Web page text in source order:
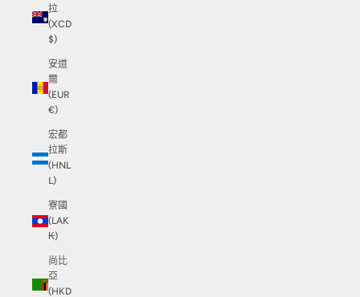
拉
(XCD
$)
安道
爾
(EUR
€)
宏都
拉斯
(HNL
L)
寮國
(LAK
₭)
尚比
亞
(HKD